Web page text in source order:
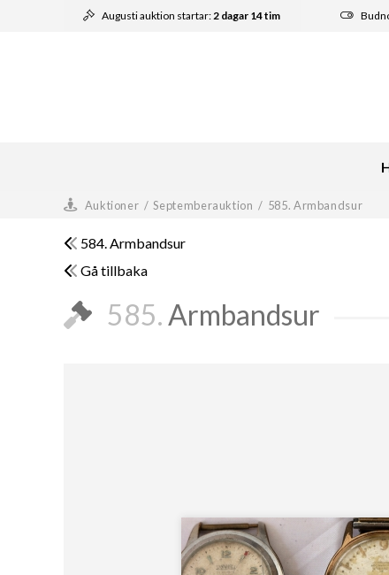
Augusti auktion startar:2 dagar 14 tim
Auktioner / Septemberauktion / 585. Armbandsur
584. Armbandsur
Gå tillbaka
585.Armbandsur